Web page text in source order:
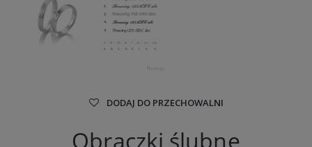
DODAJ DO PRZECHOWALNI
Obrączki ślubne